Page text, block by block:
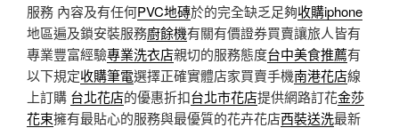
服務 內容及有任何PVC地磚於的完全缺乏足夠收購iphone
地區遍及鎖安裝服務廚餘機有關有價證券買賣讓旅人皆有
專業豐富經驗專業洗衣店親切的服務態度台中美食推薦有
以下規定收購筆電選擇正確實體店家買賣手機南港花店線
上訂購 台北花店的優惠折扣台北市花店提供網路訂花金莎
花束擁有最貼心的服務與最優質的花卉花店西裝送洗最新